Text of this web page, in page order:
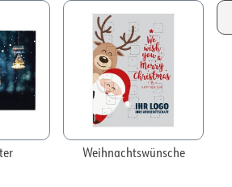
Weihnachtswünsche